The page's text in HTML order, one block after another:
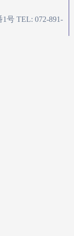
1号 TEL: 072-891-